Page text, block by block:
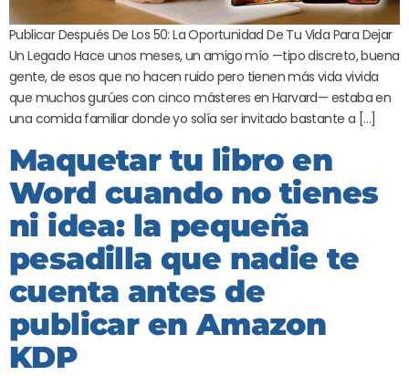
Publicar Después De Los 50: La Oportunidad De Tu Vida Para Dejar
Un Legado Hace unos meses, un amigo mío —tipo discreto, buena
gente, de esos que no hacen ruido pero tienen más vida vivida
que muchos gurúes con cinco másteres en Harvard— estaba en
una comida familiar donde yo solía ser invitado bastante a […]
Maquetar tu libro en
Word cuando no tienes
ni idea: la pequeña
pesadilla que nadie te
cuenta antes de
publicar en Amazon
KDP